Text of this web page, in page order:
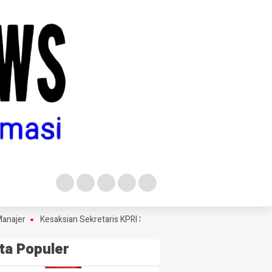
Kesaksian Sekretaris KPRI Sejahtera Jombang Sebut Temukan
Populer